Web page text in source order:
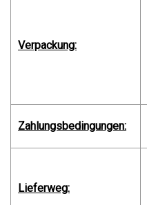
Verpackung:
Zahlungsbedingungen:
Lieferweg: